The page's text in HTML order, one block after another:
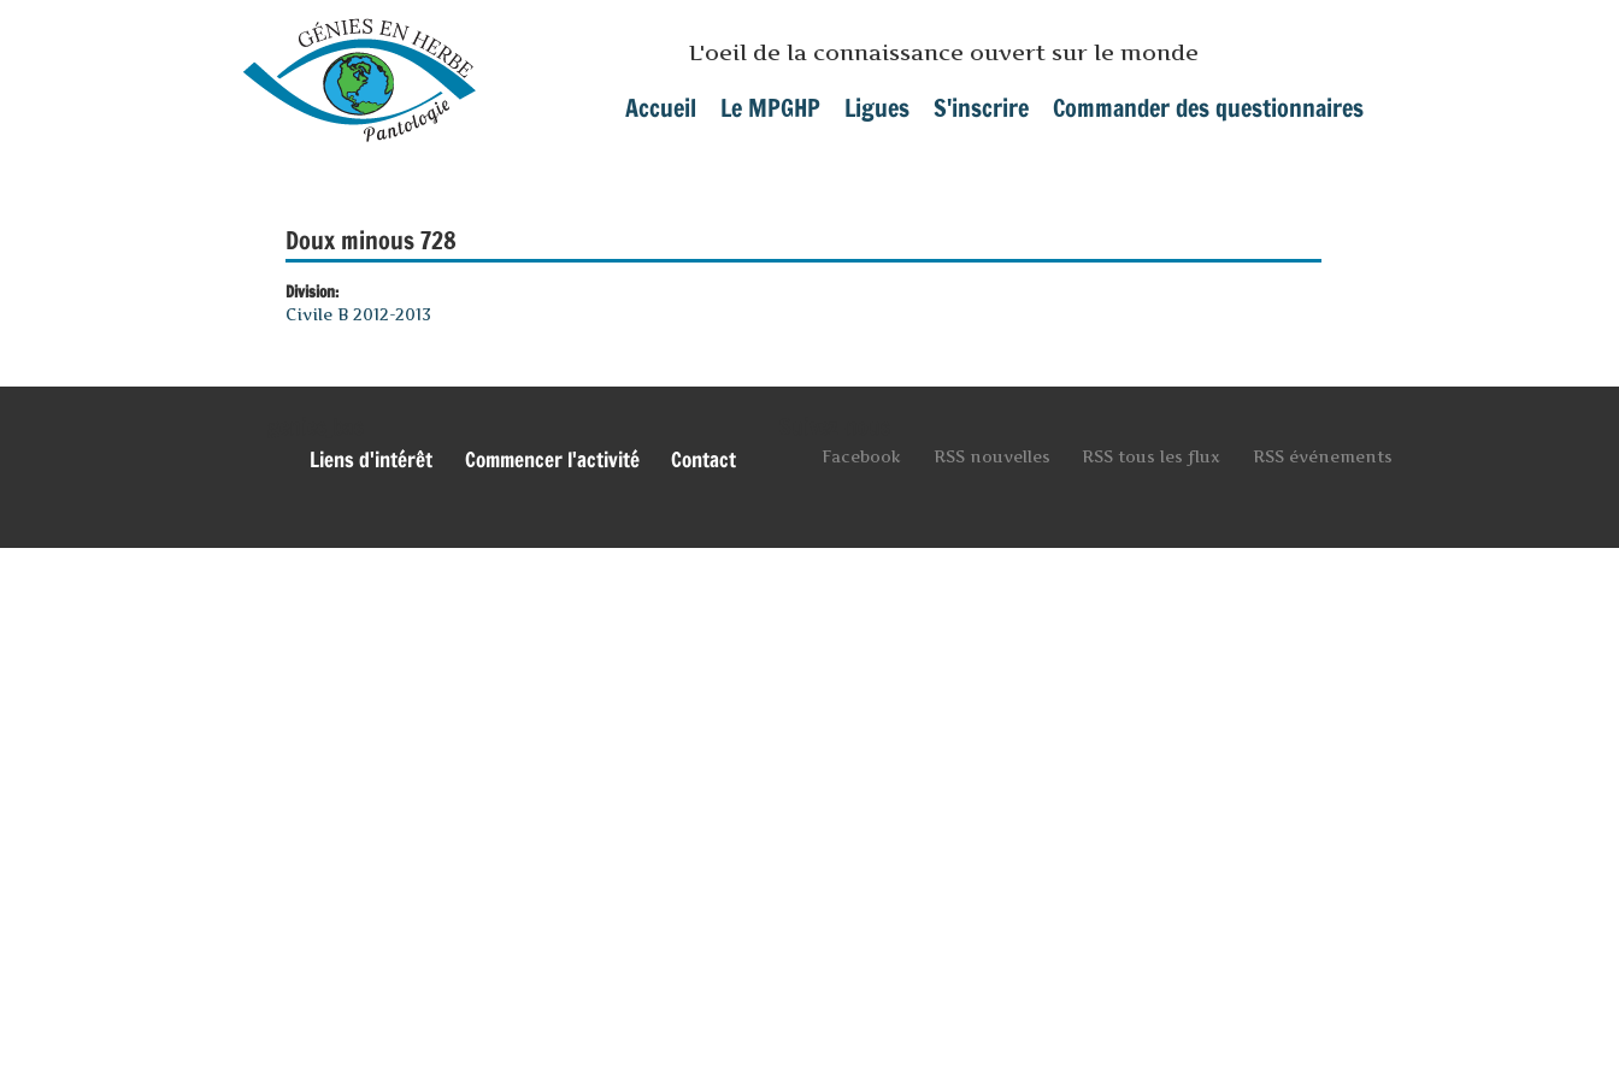
L'oeil de la connaissance ouvert sur le monde
Main menu
Accueil Le MPGHP Ligues S'inscrire Commander des questionnaires
Doux minous 728
Division:
Civile B 2012-2013
Liens d'intérêt Commencer l'activité Contact Facebook RSS nouvelles RSS tous les flux RSS événements